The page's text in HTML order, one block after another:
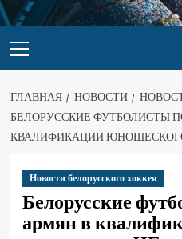
ГЛАВНАЯ НОВОСТИ
БЕЛОРУССКИЕ ФУТБОЛИСТЫ
КВАЛИФИКАЦИИ
Новости белорусского хоккея
Белорусские
армян в